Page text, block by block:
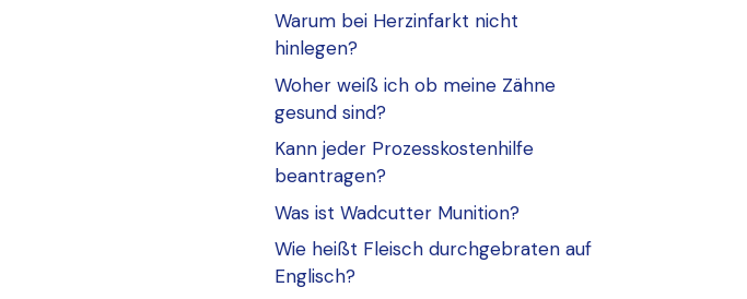
Warum bei Herzinfarkt nicht
hinlegen?
Woher weiß ich ob meine Zähne
gesund sind?
Kann jeder Prozesskostenhilfe
beantragen?
Was ist Wadcutter Munition?
Wie heißt Fleisch durchgebraten auf
Englisch?